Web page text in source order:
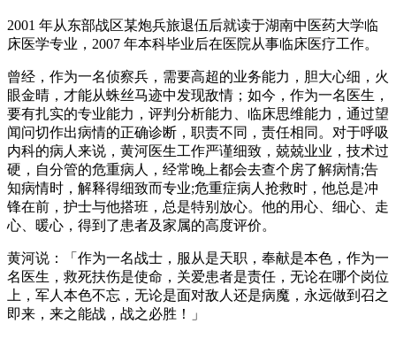
2001 年从东部战区某炮兵旅退伍后就读于湖南中医药大学临
床医学专业，2007 年本科毕业后在医院从事临床医疗工作。
曾经，作为一名侦察兵，需要高超的业务能力，胆大心细，火
眼金晴，才能从蛛丝马迹中发现敌情；如今，作为一名医生，
要有扎实的专业能力，评判分析能力、临床思维能力，通过望
闻问切作出病情的正确诊断，职责不同，责任相同。对于呼吸
内科的病人来说，黄河医生工作严谨细致，兢兢业业，技术过
硬，自分管的危重病人，经常晚上都会去查个房了解病情;告
知病情时，解释得细致而专业;危重症病人抢救时，他总是冲
锋在前，护士与他搭班，总是特别放心。他的用心、细心、走
心、暖心，得到了患者及家属的高度评价。
黄河说：「作为一名战士，服从是天职，奉献是本色，作为一
名医生，救死扶伤是使命，关爱患者是责任，无论在哪个岗位
上，军人本色不忘，无论是面对敌人还是病魔，永远做到召之
即来，来之能战，战之必胜！」